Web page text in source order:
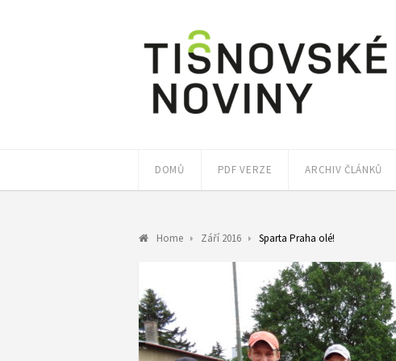
DOMŮ PDF VERZE ARCHIV ČLÁNKŮ
Home Září 2016 Sparta Praha olé!